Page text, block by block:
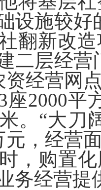
设施较好
翻新改
二层经营
资经营网
座2000平
。“大刀
元，经营
，购置
务经营提